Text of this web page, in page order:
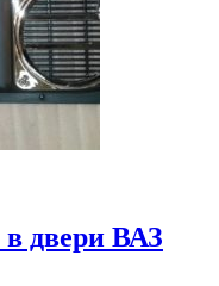
двери ВАЗ